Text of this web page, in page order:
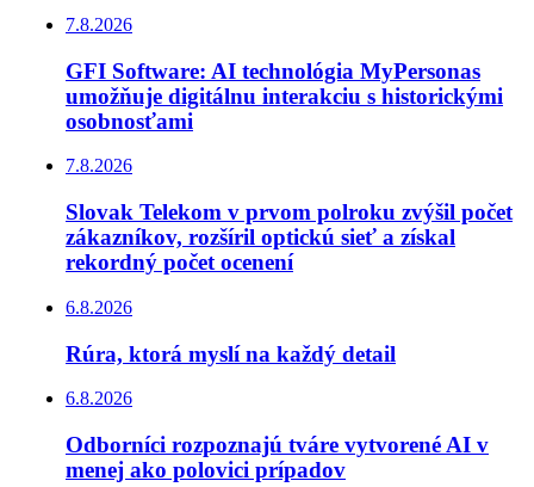
7.8.2026
GFI Software: AI technológia MyPersonas
umožňuje digitálnu interakciu s historickými
osobnosťami
7.8.2026
Slovak Telekom v prvom polroku zvýšil počet
zákazníkov, rozšíril optickú sieť a získal
rekordný počet ocenení
6.8.2026
Rúra, ktorá myslí na každý detail
6.8.2026
Odborníci rozpoznajú tváre vytvorené AI v
menej ako polovici prípadov